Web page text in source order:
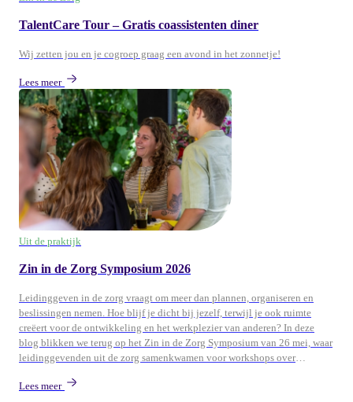
TalentCare Tour – Gratis coassistenten diner
Wij zetten jou en je cogroep graag een avond in het zonnetje!
Lees meer
Uit de praktijk
Zin in de Zorg Symposium 2026
Leidinggeven in de zorg vraagt om meer dan plannen, organiseren en
beslissingen nemen. Hoe blijf je dicht bij jezelf, terwijl je ook ruimte
creëert voor de ontwikkeling en het werkplezier van anderen? In deze
blog blikken we terug op het Zin in de Zorg Symposium van 26 mei, waar
leidinggevenden uit de zorg samenkwamen voor workshops over
Lees meer